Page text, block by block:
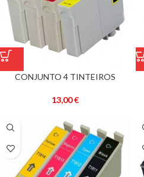
CONJUNTO 4 TINTEIROS
T1281/2/3/4 (T1285)
13,00€